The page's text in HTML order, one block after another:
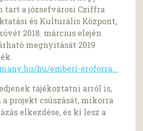
tart a józsefvárosi Cziffra
és Kulturális Központ,
2018. március elején
megnyitását 2019
hu/emberi-eroforra...
tájékoztatni arról is,
projekt csúszását, mikorra
elkezdése, és ki lesz a